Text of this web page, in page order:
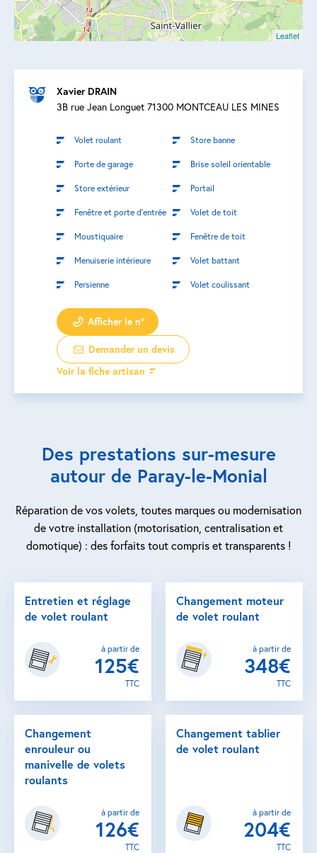
Leaflet
Xavier DRAIN
3B rue Jean Longuet 71300 MONTCEAU LES MINES
Volet roulant Store banne
Porte de garage Brise soleil orientable
Store extérieur Portail
Fenêtre et porte d’entrée Volet de toit
Moustiquaire Fenêtre de toit
Menuiserie intérieure Volet battant
Persienne Volet coulissant
Afficher le n°
Demander un devis
Voir la fiche artisan
Des prestations sur-mesure
autour de Paray-le-Monial
Réparation de vos volets, toutes marques ou modernisation
de votre installation (motorisation, centralisation et
domotique) : des forfaits tout compris et transparents !
Entretien et réglage
de volet roulant
à partir de
125€
TTC
Changement moteur
de volet roulant
à partir de
348€
TTC
Changement
enrouleur ou
manivelle de volets
roulants
à partir de
126€
TTC
Changement tablier
de volet roulant
à partir de
204€
TTC